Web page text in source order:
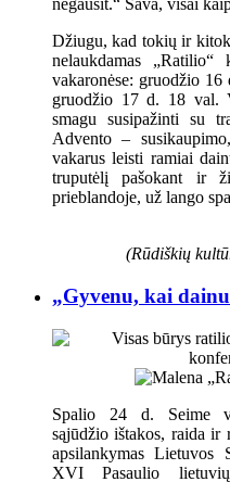
negausit.“ Sãva, visai
Džiugu, kad tokių ir
nelaukdamas
vakaronėse: gruodžio
gruodžio 17 d. 18 val.
smagu susipažinti su
Advento –
vakarus leisti ramiai
truputėlį pašokant ir
prieblandoje, už lango
(Rūdiškių
„Gyvenu, kai
Spalio 24 d. Seime
sąjūdžio ištakos, raida ir
apsilankymas Lietuvos
XVI Pasaulio